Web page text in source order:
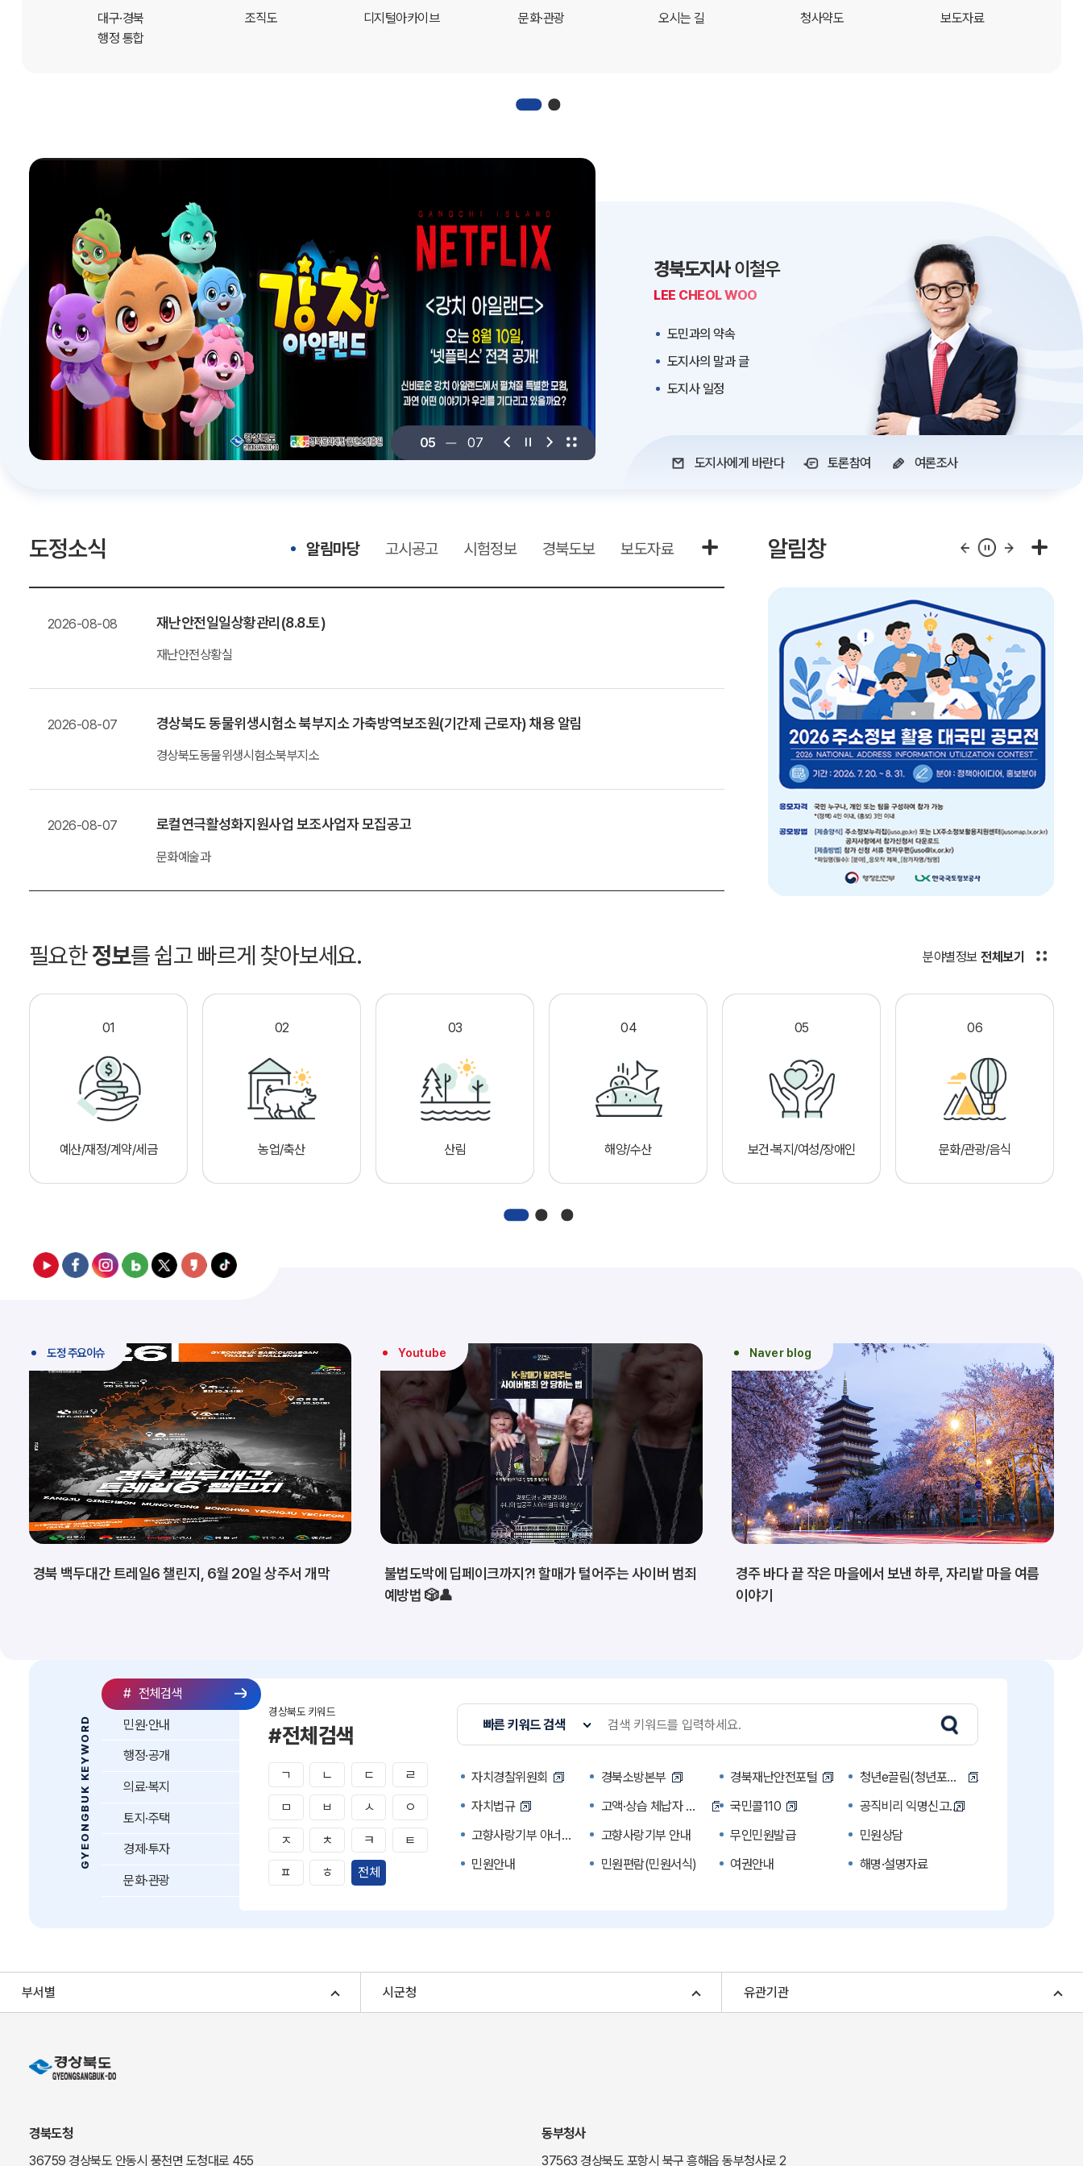
대구·경북
행정 통합
조직도 디지털아카이브 문화·관광 오시는 길 청사약도 보도자료
06 07
경북도지사이철우
LEE CHEOL WOO
도민과의 약속
도지사의 말과 글
도지사 일정
도지사에게 바란다 토론참여 여론조사
도정소식 알림마당 고시공고 시험정보 경북도보 보도자료
2026-08-08 재난안전일일상황관리(8.8.토)
재난안전상황실
2026-08-07 경상북도 동물위생시험소 북부지소 가축방역보조원(기간제 근로자) 채용 알림
경상북도동물위생시험소북부지소
2026-08-07 로컬연극활성화지원사업 보조사업자 모집공고
문화예술과
알림창
필요한정보를 쉽고 빠르게 찾아보세요.
01
예산/재정/계약/세금
02
농업/축산
03
산림
04
해양/수산
05
보건·복지/여성/장애인
06
문화/관광/음식
분야별정보 전체보기
도정 주요이슈
경북 백두대간 트레일6 챌린지, 6월 20일 상주서 개막
Youtube
불법도박에 딥페이크까지?! 할매가 털어주는 사이버 범죄
예방법 🎲👤
Naver blog
경주 바다 끝 작은 마을에서 보낸 하루, 자리밭 마을 여름
이야기
GYEONGBUK KEYWORD
# 전체검색
경상북도 키워드
#전체검색
ㄱ ㄴ ㄷ ㄹ
ㅁ ㅂ ㅅ ㅇ
ㅈ ㅊ ㅋ ㅌ
ㅍ ㅎ 전체
빠른 키워드 검색
자치경찰위원회 경북소방본부 경북재난안전포털
청년e끌림(청년포털)
자치법규
고액·상습 체납자 명단 국민콜110
공직비리 익명신고
고향사랑기부 아너스 클럽
고향사랑기부 안내 무인민원발급
민원상담
민원안내
민원편람(민원서식) 여권안내
해명·설명자료
귀농귀촌종합지원센터
부동산중개보수 안내 조상 땅 찾기
토지이용계획
경북e맛(음식정보)
도립예술단 공연소개 동락관
민원·안내
행정·공개
의료·복지
토지·주택
경제·투자
문화·관광
부서별 시군청 유관기관
경북도청
36759 경상북도 안동시 풍천면 도청대로 455
동부청사
37563 경상북도 포항시 북구 흥해읍 동부청사로 2